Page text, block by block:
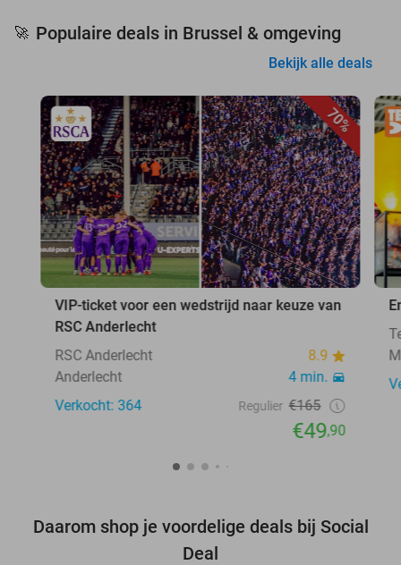
🚀 Populaire deals in Brussel & omgeving
Bekijk alle deals
70%
VIP-ticket voor een wedstrijd naar keuze van
RSC Anderlecht
RSC Anderlecht
8.9
Anderlecht
4 min.
Verkocht: 364
Regulier €165
€49,90
Daarom shop je voordelige deals bij Social
Deal